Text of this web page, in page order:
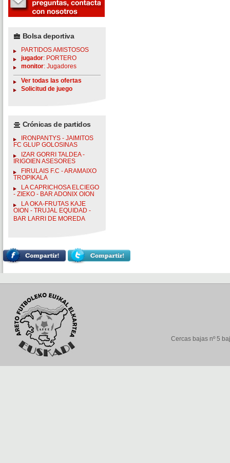
Bolsa deportiva
PARTIDOS AMISTOSOS
jugador: PORTERO
monitor: Jugadores
Ver todas las ofertas
Solicitud de juego
Crónicas de partidos
IRONPANTYS - JAIMITOS
FC GLUP GOLOSINAS
IZAR GORRI TALDEA -
IRIGOIEN ASESORES
FIRULAIS F.C - ARAMAIXO
TROPIKALA
LA CAPRICHOSA ELCIEGO
- ZIEKO - BAR ADONIX OION
LA OKA-FRUTAS KAJE
OION - TRUJAL EQUIDAD -
BAR LARRI DE MOREDA
Cercas bajas nº 5